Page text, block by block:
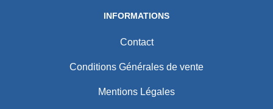
INFORMATIONS
Contact
Conditions Générales de vente
Mentions Légales